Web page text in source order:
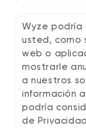
Wyze podría
usted, como
web o
mostrarle
a nuestros
información
podría
de